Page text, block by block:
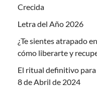
Crecida
Letra del Año 2026
¿Te sientes atrapado
cómo liberarte y
El ritual definitivo para
8 de Abril de 2024